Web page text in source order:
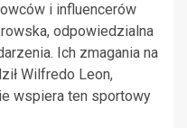
i influencerów
odpowiedzialna
Ich zmagania na
Wilfredo Leon,
wspiera ten sportowy